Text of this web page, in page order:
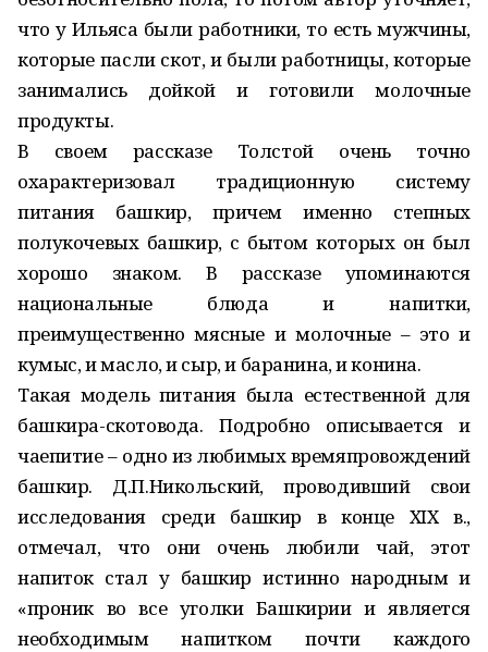
что у Ильяса были работники, то есть мужчины,
которые пасли скот, и были работницы, которые
занимались дойкой и готовили молочные
продукты.
В своем рассказе Толстой очень точно
охарактеризовал традиционную систему
питания башкир, причем именно степных
полукочевых башкир, с бытом которых он был
хорошо знаком. В рассказе упоминаются
национальные блюда и напитки,
преимущественно мясные и молочные – это и
кумыс, и масло, и сыр, и баранина, и конина.
Такая модель питания была естественной для
башкира-скотовода. Подробно описывается и
чаепитие – одно из любимых времяпровождений
башкир. Д.П.Никольский, проводивший свои
исследования среди башкир в конце XIX в.,
отмечал, что они очень любили чай, этот
напиток стал у башкир истинно народным и
«проник во все уголки Башкирии и является
необходимым напитком почти каждого